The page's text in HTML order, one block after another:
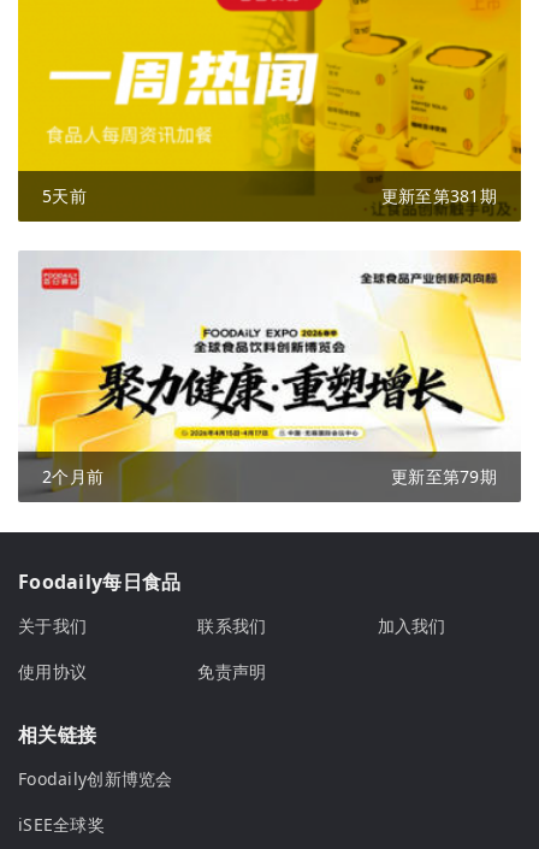
5天前 更新至第381期
2个月前 更新至第79期
Foodaily每日食品
关于我们 联系我们
加入我们
使用协议
免责声明
相关链接
Foodaily创新博览会
iSEE全球奖